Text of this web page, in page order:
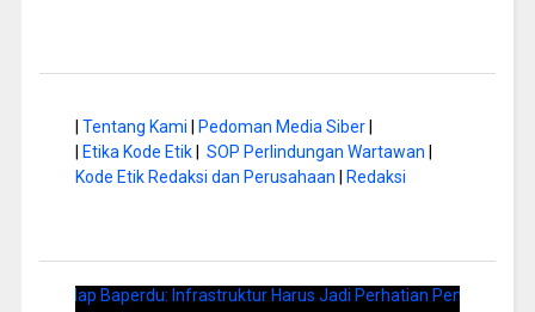
Tentang Kami Pedoman Media Siber|
Etika Kode Etik| SOP Perlindungan Wartawan
Kode Etik Redaksi dan Perusahaan
Redaksi